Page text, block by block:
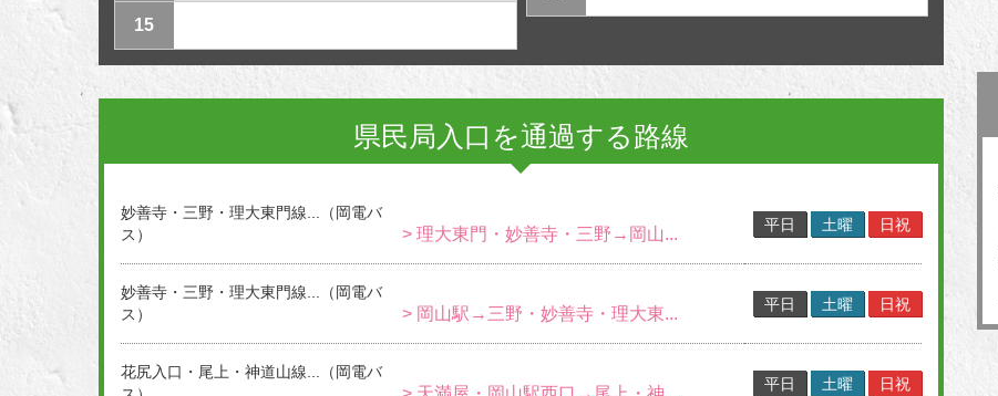
15
県民局入口を通過する路線
妙善寺・三野・理大東門線...（岡電バ
ス）
> 理大東門・妙善寺・三野→岡山... 平日 土曜 日祝
妙善寺・三野・理大東門線...（岡電バ
ス）
> 岡山駅→三野・妙善寺・理大東... 平日 土曜 日祝
花尻入口・尾上・神道山線...（岡電バ
平日 土曜 日祝